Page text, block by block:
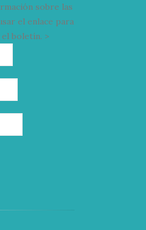
sobre las
el enlace para
boletín. >